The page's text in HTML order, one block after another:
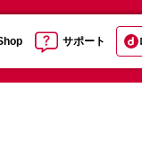
サポート